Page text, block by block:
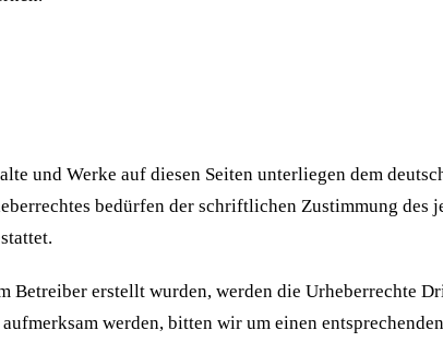
und Werke auf diesen Seiten unterliegen dem
bedürfen der schriftlichen Zustimmung
Betreiber erstellt wurden, werden die Urheberrechte
werden, bitten wir um einen